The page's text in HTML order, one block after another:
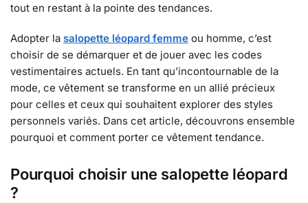
tout en restant à la pointe des tendances.
Adopter la salopette léopard femme ou homme, c’est
choisir de se démarquer et de jouer avec les codes
vestimentaires actuels. En tant qu’incontournable de la
mode, ce vêtement se transforme en un allié précieux
pour celles et ceux qui souhaitent explorer des styles
personnels variés. Dans cet article, découvrons ensemble
pourquoi et comment porter ce vêtement tendance.
Pourquoi choisir une salopette léopard
?